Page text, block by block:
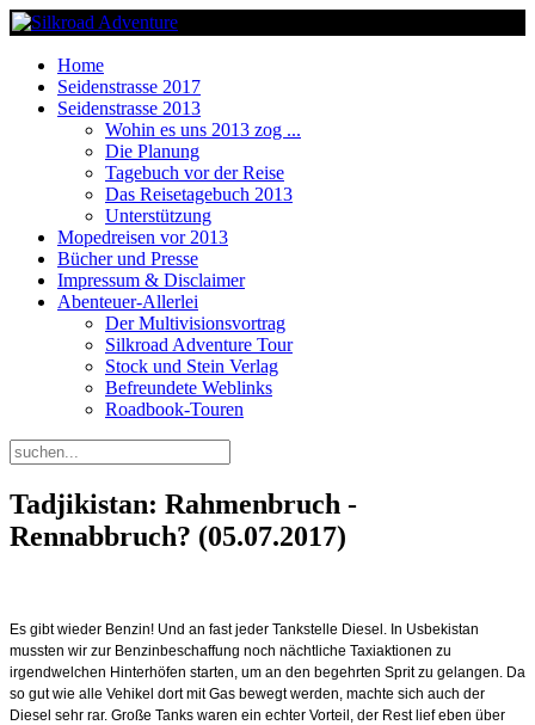
Home
Seidenstrasse 2017
Seidenstrasse 2013
Wohin es uns 2013 zog ...
Die Planung
Tagebuch vor der Reise
Das Reisetagebuch 2013
Unterstützung
Mopedreisen vor 2013
Bücher und Presse
Impressum & Disclaimer
Abenteuer-Allerlei
Der Multivisionsvortrag
Silkroad Adventure Tour
Stock und Stein Verlag
Befreundete Weblinks
Roadbook-Touren
Tadjikistan: Rahmenbruch -
Rennabbruch? (05.07.2017)
Es gibt wieder Benzin! Und an fast jeder Tankstelle Diesel. In Usbekistan
mussten wir zur Benzinbeschaffung noch nächtliche Taxiaktionen zu
irgendwelchen Hinterhöfen starten, um an den begehrten Sprit zu gelangen. Da
so gut wie alle Vehikel dort mit Gas bewegt werden, machte sich auch der
Diesel sehr rar. Große Tanks waren ein echter Vorteil, der Rest lief eben über